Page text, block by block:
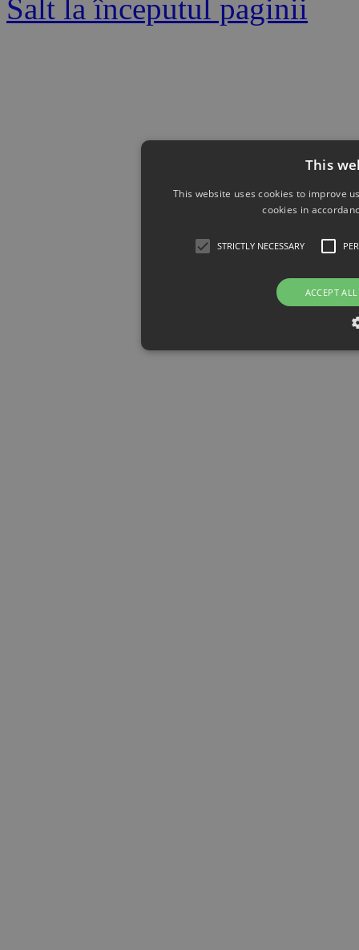
Salt la începutul paginii
This
This website uses cookies to improve
cookies in
STRICTLY NECESSARY
ACCEPT ALL